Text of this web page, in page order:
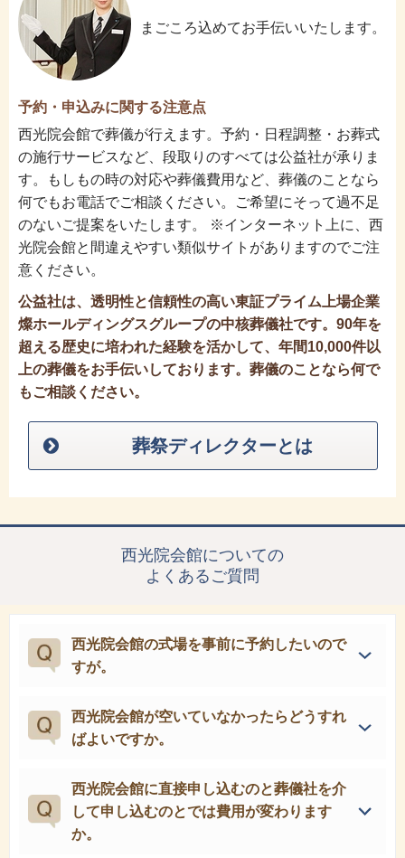
まごころ込めてお手伝いいたします。
予約・申込みに関する注意点
西光院会館で葬儀が行えます。予約・日程調整・お葬式
の施行サービスなど、段取りのすべては公益社が承りま
す。もしもの時の対応や葬儀費用など、葬儀のことなら
何でもお電話でご相談ください。ご希望にそって過不足
のないご提案をいたします。 ※インターネット上に、西
光院会館と間違えやすい類似サイトがありますのでご注
意ください。
公益社は、透明性と信頼性の高い東証プライム上場企業
燦ホールディングスグループの中核葬儀社です。90年を
超える歴史に培われた経験を活かして、年間10,000件以
上の葬儀をお手伝いしております。葬儀のことなら何で
もご相談ください。
葬祭ディレクターとは
西光院会館についての
よくあるご質問
西光院会館の式場を事前に予約したいので
すが。
西光院会館が空いていなかったらどうすれ
ばよいですか。
西光院会館に直接申し込むのと葬儀社を介
して申し込むのとでは費用が変わります
か。